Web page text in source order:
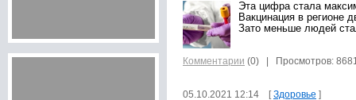
Эта цифра стала
Вакцинация в регионе
Зато меньше людей
Комментарии (0) | Просмотров:
05.10.2021 12:14 [Здоровье ]